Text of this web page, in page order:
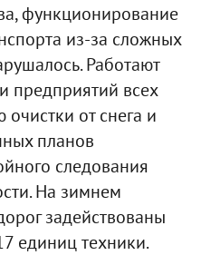
функционирование
из-за сложных
Работают
предприятий всех
от снега и
планов
следования
На зимнем
задействованы
единиц техники.